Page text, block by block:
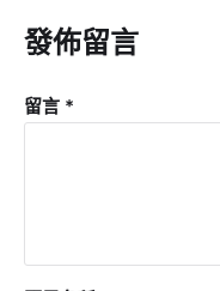
發佈留言
留言 *